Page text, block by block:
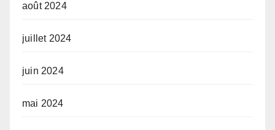
août 2024
juillet 2024
juin 2024
mai 2024